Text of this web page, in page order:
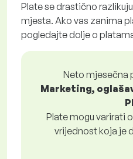
Plate se drastično
mjesta. Ako vas zanima
pogledajte dolje o
Neto mjesečna
Marketing,
Plate mogu varirati
vrijednost koja je